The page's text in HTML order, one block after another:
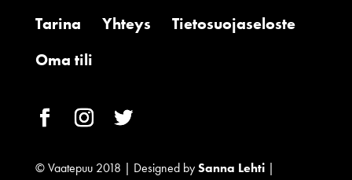
Tarina
Yhteys
Tietosuojaseloste
Oma tili
© Vaatepuu 2018 | Designed bySanna Lehti|